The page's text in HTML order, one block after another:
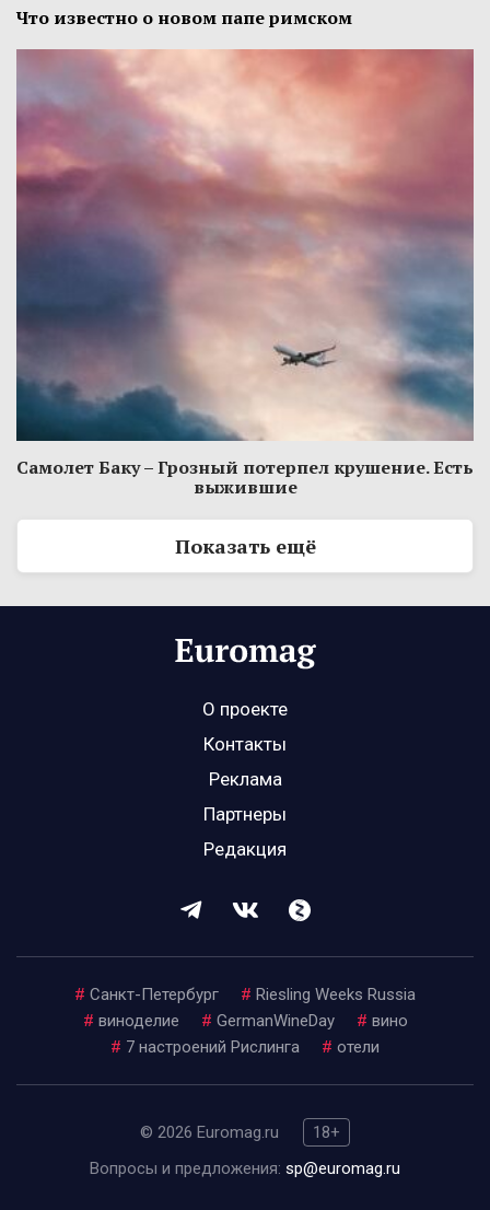
Что известно о новом папе римском
Самолет Баку – Грозный потерпел крушение. Есть
выжившие
Показать ещё
О проекте
Контакты
Реклама
Партнеры
Редакция
# Санкт-Петербург # Riesling Weeks Russia
# виноделие # GermanWineDay # вино
# 7 настроений Рислинга # отели
© 2026 Euromag.ru
18+
Вопросы и предложения: sp@euromag.ru